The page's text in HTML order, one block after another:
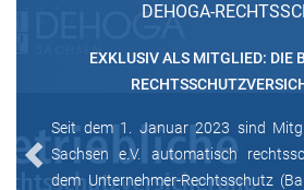
DEHOGA-
EXKLUSIV ALS MITGLIED: DIE
Seit dem 1. Januar 2023 sind
Sachsen e.V. automatisch
dem Unternehmer-Rechtsschutz
Previous